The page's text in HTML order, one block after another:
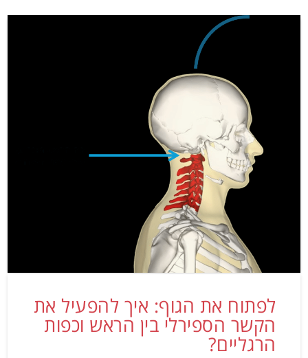
לפתוח את הגוף: איך להפעיל את
הקשר הספירלי בין הראש וכפות
הרגליים?